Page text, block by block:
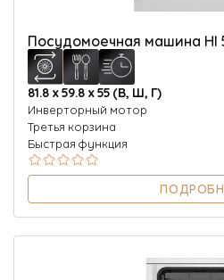
Посудомоечная машина HI
81.8 х 59.8 х 55 (В, Ш, Г)
Инверторный мотор
Третья корзина
Быстрая функция